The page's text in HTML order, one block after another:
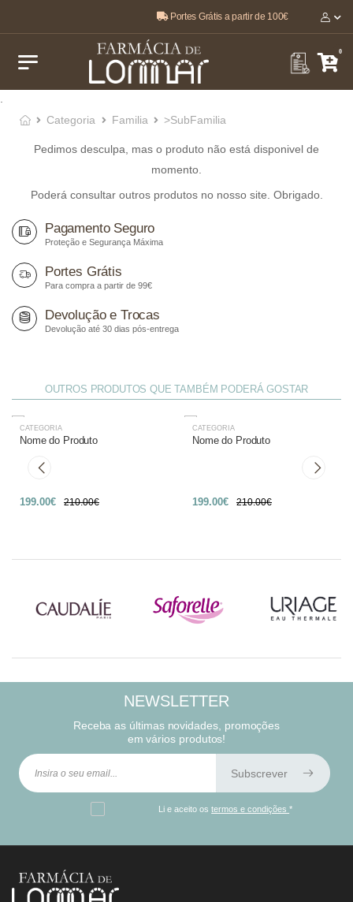
O melhor, pela sua saúde e bem-estar 🤍
Portes Grátis a partir de 100€
0
Categoria
Familia >SubFamilia
Pedimos desculpa, mas o produto não está disponivel de
momento.
Poderá consultar outros produtos no nosso site. Obrigado.
Pagamento Seguro
Proteção e Segurança Máxima
Portes Grátis
Para compra a partir de 99€
Devolução e Trocas
Devolução até 30 dias pós-entrega
OUTROS PRODUTOS QUE TAMBÉM PODERÁ GOSTAR
-27%
CATEGORIA
Nome do Produto
199.00€ 210.00€
-27%
CATEGORIA
Nome do Produto
199.00€ 210.00€
NEWSLETTER
Receba as últimas novidades, promoções
em vários produtos!
Subscrever
Li e aceito ostermos e condições*